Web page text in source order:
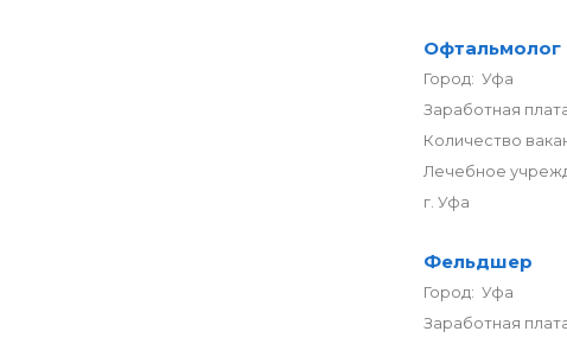
Офтальмолог
Город: Уфа
Заработная
Количество
Лечебное
г. Уфа
Фельдшер
Город: Уфа
Заработная